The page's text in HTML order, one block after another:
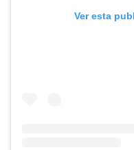
Ver esta